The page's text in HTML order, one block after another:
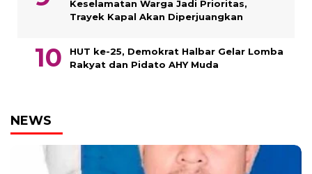
Keselamatan Warga Jadi Prioritas,
Trayek Kapal Akan Diperjuangkan
HUT ke-25, Demokrat Halbar Gelar Lomba
Rakyat dan Pidato AHY Muda
NEWS